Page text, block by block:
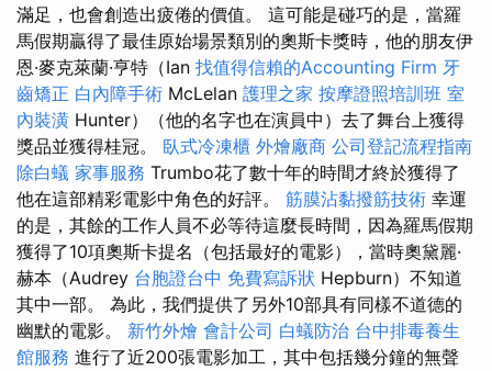
滿足，也會創造出疲倦的價值。 這可能是碰巧的是，當羅
馬假期贏得了最佳原始場景類別的奧斯卡獎時，他的朋友伊
恩·麥克萊蘭·亨特（Ian 找值得信賴的Accounting Firm 牙
齒矯正 白內障手術 McLelan 護理之家 按摩證照培訓班 室
內裝潢 Hunter）（他的名字也在演員中）去了舞台上獲得
獎品並獲得桂冠。 臥式冷凍櫃 外燴廠商 公司登記流程指南
除白蟻 家事服務 Trumbo花了數十年的時間才終於獲得了
他在這部精彩電影中角色的好評。 筋膜沾黏撥筋技術 幸運
的是，其餘的工作人員不必等待這麼長時間，因為羅馬假期
獲得了10項奧斯卡提名（包括最好的電影），當時奧黛麗·
赫本（Audrey 台胞證台中 免費寫訴狀 Hepburn）不知道
其中一部。 為此，我們提供了另外10部具有同樣不道德的
幽默的電影。 新竹外燴 會計公司 白蟻防治 台中排毒養生
館服務 進行了近200張電影加工，其中包括幾分鐘的無聲